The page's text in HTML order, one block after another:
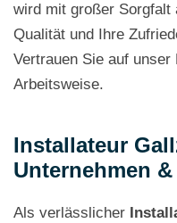
wird mit großer Sorgfalt
Qualität und Ihre
Vertrauen Sie auf
Arbeitsweise.
Installateur
Unternehmen
Als verlässlicher